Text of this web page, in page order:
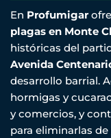
En Profumigar
plagas en Monte
históricas del
Avenida
desarrollo barrial.
hormigas y
y comercios, y
para eliminarlas